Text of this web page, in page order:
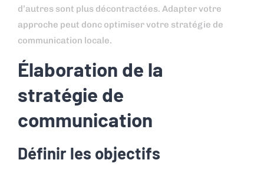
d’autres sont plus décontractées. Adapter votre
approche peut donc optimiser votre stratégie de
communication locale.
Élaboration de la
stratégie de
communication
Définir les objectifs